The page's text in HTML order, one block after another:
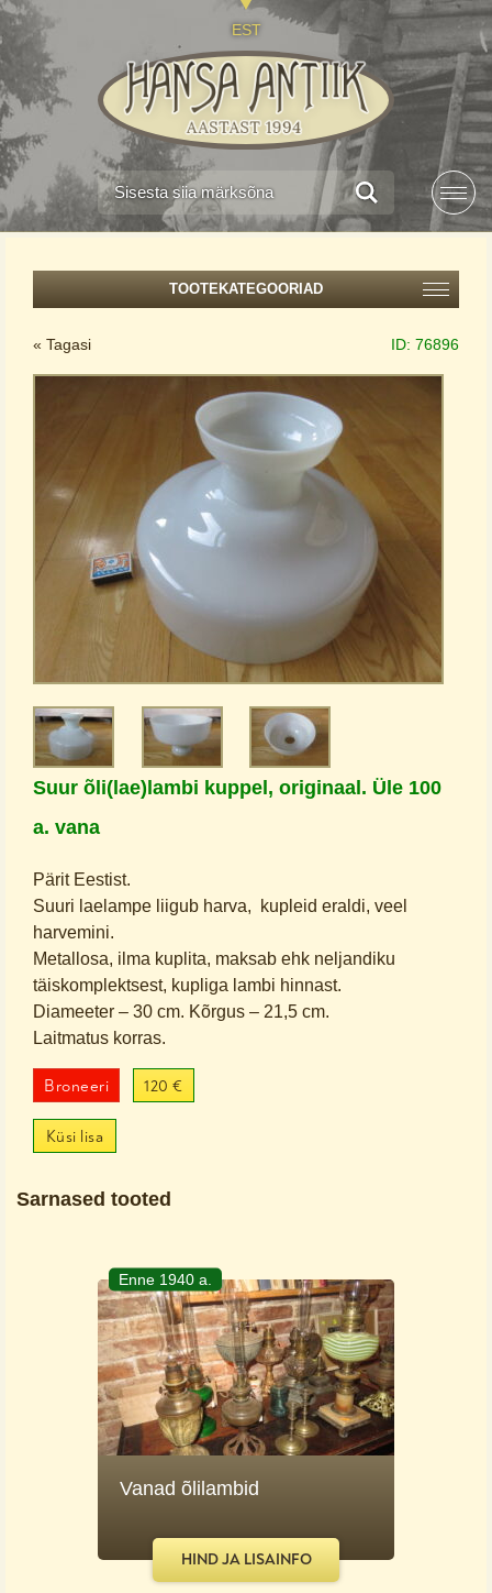
EST
TOOTEKATEGOORIAD
« Tagasi ID: 76896
Suur õli(lae)lambi kuppel, originaal. Üle 100
a. vana
Pärit Eestist.
Suuri laelampe liigub harva, kupleid eraldi, veel
harvemini.
Metallosa, ilma kuplita, maksab ehk neljandiku
täiskomplektsest, kupliga lambi hinnast.
Diameeter – 30 cm. Kõrgus – 21,5 cm.
Laitmatus korras.
Broneeri 120 €
Küsi lisa
Sarnased tooted
Enne 1940 a.
Vanad õlilambid
HIND JA LISAINFO